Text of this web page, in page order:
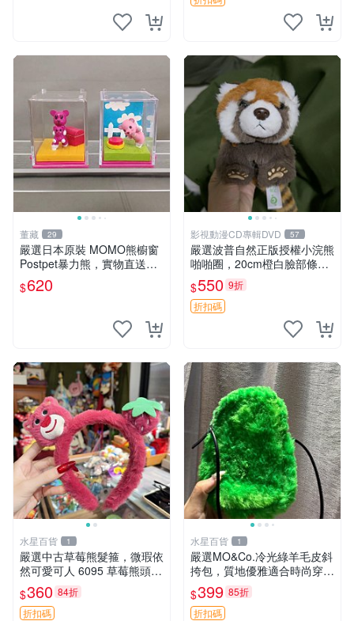
董藏 29
嚴選日本原裝 MOMO熊櫥窗
Postpet暴力熊，實物直送新
臺灣。MOMO熊 暴力熊 熊貓
櫥窗
$620
影視動漫CD專輯DVD 57
嚴選波普自然正版授權小浣熊
啪啪圈，20cm橙白臉部條紋
清晰，毛絨超萌贈品推薦。
小浣熊 波普 圈環
$550 9折
折扣碼
水星百貨 1
嚴選中古草莓熊髮箍，微瑕依
然可愛可人 6095 草莓熊頭飾
中古髮圈 熊寶 寶寶 娃娃熊髮
箍 中古收藏 玩具髮夾
$360 84折
折扣碼
水星百貨 1
嚴選MO&Co.冷光綠羊毛皮斜
挎包，質地優雅適合時尚穿搭
冷光綠 皮包 斜挎包
$399 85折
折扣碼